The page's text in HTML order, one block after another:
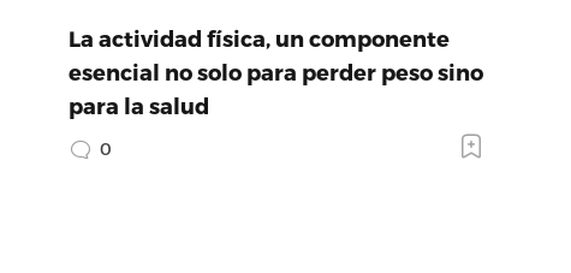
La actividad física, un componente
esencial no solo para perder peso sino
para la salud
0